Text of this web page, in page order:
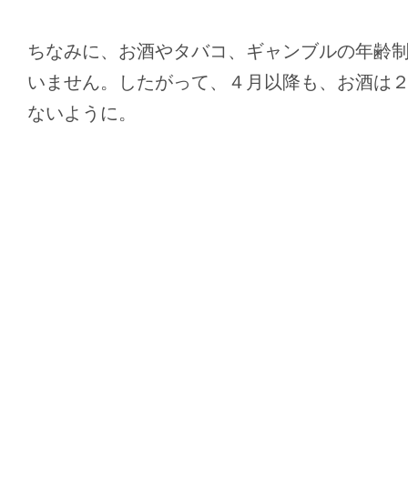
ちなみに、お酒やタバコ、ギャンブルの年齢
いません。したがって、４月以降も、お酒は
ないように。